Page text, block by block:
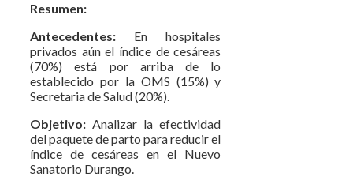
Resumen:
Antecedentes: En hospitales
privados aún el índice de cesáreas
(70%) está por arriba de lo
establecido por la OMS (15%) y
Secretaria de Salud (20%).
Objetivo: Analizar la efectividad
del paquete de parto para reducir el
índice de cesáreas en el Nuevo
Sanatorio Durango.